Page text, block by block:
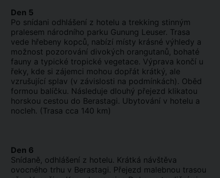
Den 5
Po snídani odhlášení z hotelu a trekking stinným
pralesem národního parku Gunung Leuser. Trasa
vede hřebeny kopců, nabízí místy krásné výhledy a
možnost pozorování divokých orangutanů, bohaté
fauny a typické tropické vegetace. Výprava končí u
řeky, kde si zájemci mohou dopřát krátký, ale
vzrušující splav (v závislosti na podmínkách). Oběd
formou balíčku. Následuje dlouhý přejezd klikatou
horskou cestou do Berastagi. Ubytování v hotelu a
nocleh. (Trasa cca 140 km)
Den 6
Snídaně, odhlášení z hotelu. Krátká návštěva
ovocného trhu v Berastagi. Přejezd malebnou trasou